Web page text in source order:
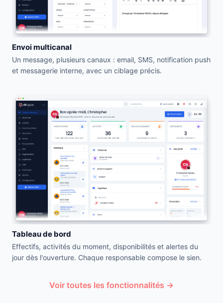
Envoi multicanal
Un message, plusieurs canaux : email, SMS, notification push
et messagerie interne, avec un ciblage précis.
Tableau de bord
Effectifs, activités du moment, disponibilités et alertes du
jour dès l'ouverture. Chaque responsable compose le sien.
Voir toutes les fonctionnalités →